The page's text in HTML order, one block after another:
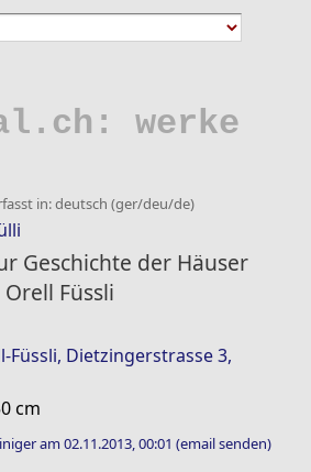
werke
in: deutsch (ger/deu/de)
Geschichte der Häuser
Füssli
Füssli, Dietzingerstrasse 3,
cm
am 02.11.2013, 00:01 (email senden)